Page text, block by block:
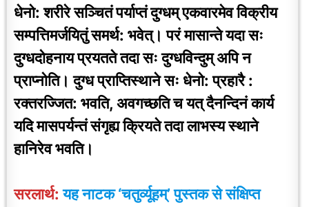
धेनो: शरीरे सञ्चितं पर्याप्तं दुग्धम् एकवारमेव विक्रीय
सम्पत्तिमर्जयितुं समर्थ: भवेत्। परं मासान्ते यदा सः
दुग्धदोहनाय प्रयतते तदा सः दुग्धविन्दुम् अपि न
प्राप्नोति। दुग्ध प्राप्तिस्थाने सः धेनो: प्रहारै :
रक्तरज्जित: भवति, अवगच्छति च यत् दैनन्दिनं कार्य
यदि मासपर्यन्तं संगृह्य क्रियते तदा लाभस्य स्थाने
हानिरेव भवति।
सरलार्थ:यह नाटक ‘चतुर्व्यूहम्’ पुस्तक से संक्षिप्त